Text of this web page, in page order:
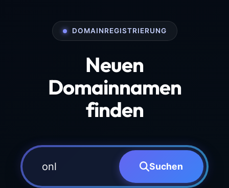
DOMAINREGISTRIERUNG
Neuen
Domainnamen
finden
Suchen